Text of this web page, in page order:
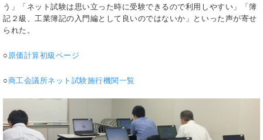
う」「ネット試験は思い立った時に受験できるので利用しやすい」「簿
記２級、工業簿記の入門編として良いのではないか」といった声が寄せ
られた。
○ 原価計算初級ページ
○商工会議所ネット試験施行機関一覧